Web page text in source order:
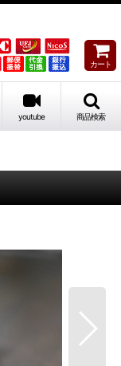
カート
youtube 商品検索